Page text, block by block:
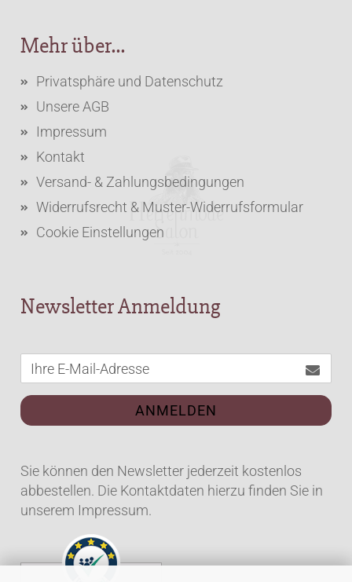
Mehr über...
Privatsphäre und Datenschutz
Unsere AGB
Impressum
Kontakt
Versand- & Zahlungsbedingungen
Widerrufsrecht & Muster-Widerrufsformular
Cookie Einstellungen
Newsletter Anmeldung
ANMELDEN
Sie können den Newsletter jederzeit kostenlos
abbestellen. Die Kontaktdaten hierzu finden Sie in
unserem Impressum.